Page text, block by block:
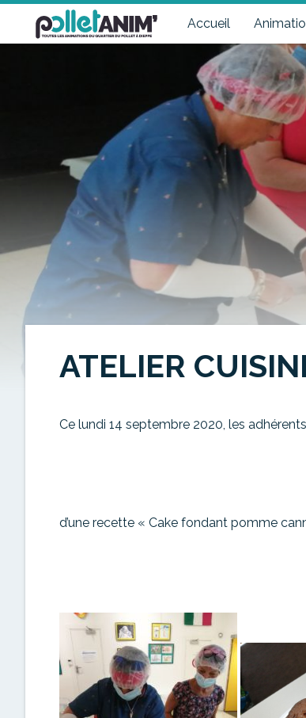
Accueil
Pollet Anim'
Toutes les animations du quartier du Pollet à Dieppe
ATELIER
Ce lundi 14 septembre 2020, les
d’une recette « Cake fondant pomme